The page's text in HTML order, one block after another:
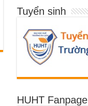
Tuyển sinh
HUHT Fanpage